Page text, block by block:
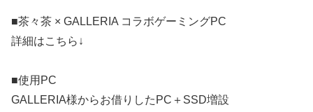
■茶々茶 × GALLERIA コラボゲーミングPC
詳細はこちら↓
■使用PC
GALLERIA様からお借りしたPC＋SSD増設